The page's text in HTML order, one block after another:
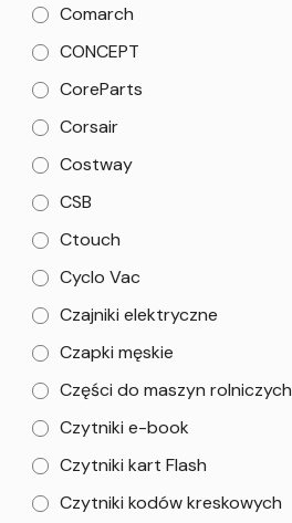
Comarch
CONCEPT
CoreParts
Corsair
Costway
CSB
Ctouch
Cyclo Vac
Czajniki elektryczne
Czapki męskie
Części do maszyn rolniczych
Czytniki e-book
Czytniki kart Flash
Czytniki kodów kreskowych